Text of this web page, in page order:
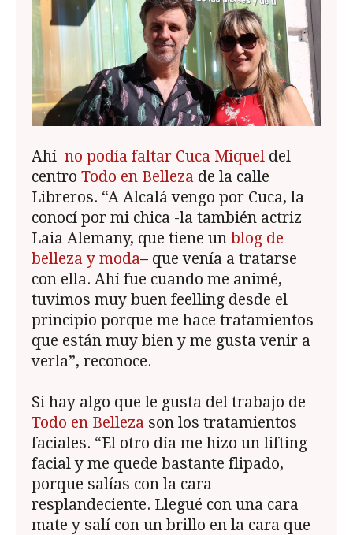
Ahí no podía faltar Cuca Miquel del
centro Todo en Belleza de la calle
Libreros. “A Alcalá vengo por Cuca, la
conocí por mi chica -la también actriz
Laia Alemany, que tiene un blog de
belleza y moda– que venía a tratarse
con ella. Ahí fue cuando me animé,
tuvimos muy buen feelling desde el
principio porque me hace tratamientos
que están muy bien y me gusta venir a
verla”, reconoce.
Si hay algo que le gusta del trabajo de
Todo en Belleza son los tratamientos
faciales. “El otro día me hizo un lifting
facial y me quede bastante flipado,
porque salías con la cara
resplandeciente. Llegué con una cara
mate y salí con un brillo en la cara que